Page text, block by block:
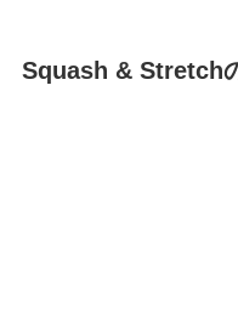
Squash & Stretch